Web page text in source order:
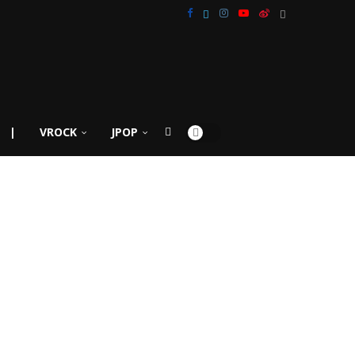
| VROCK JPOP